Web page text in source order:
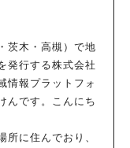
茨木・高槻）で地
発行する株式会社
情報プラットフォ
んです。こんにち
所に住んでおり、